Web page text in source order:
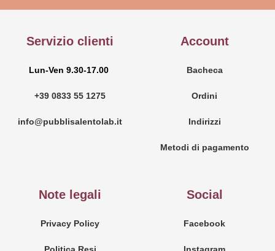
Servizio clienti
Lun-Ven 9.30-17.00
+39 0833 55 1275
info@pubblisalentolab.it
Account
Bacheca
Ordini
Indirizzi
Metodi di pagamento
Note legali
Privacy Policy
Social
Facebook